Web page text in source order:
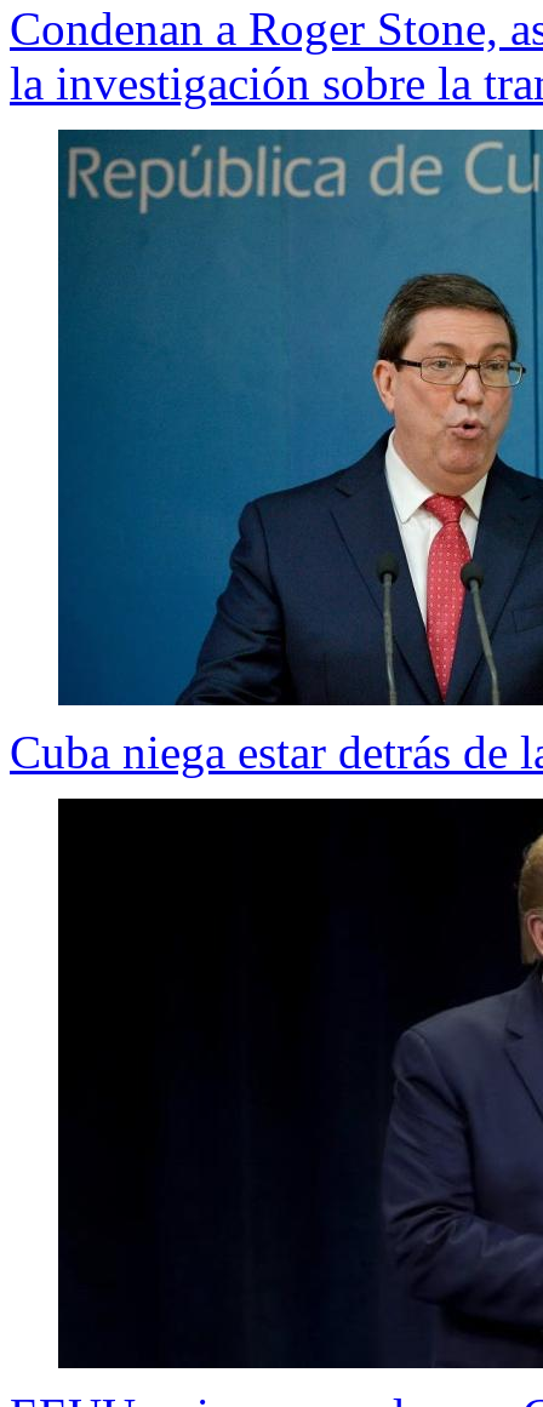
Condenan a Roger Stone,
la investigación sobre la
Cuba niega estar detrás de